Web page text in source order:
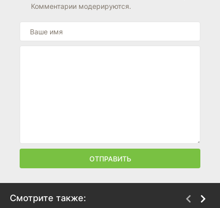
Комментарии модерируются.
ОТПРАВИТЬ
Смотрите также: